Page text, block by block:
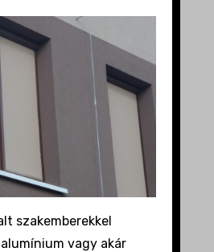
szakemberekkel
vagy akár